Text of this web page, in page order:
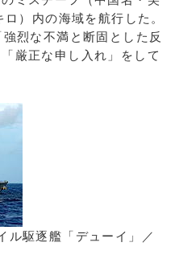
）内の海域を航行した。
烈な不満と断固とした反
厳正な申し入れ」をして
駆逐艦「デューイ」／